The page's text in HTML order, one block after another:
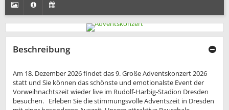
Beschreibung
Am 18. Dezember 2026 findet das 9. Große Adventskonzert 2026
statt und Sie können das schönste und emotionalste Event der
Vorweihnachtszeit wieder live im Rudolf-Harbig-Stadion Dresden
besuchen. Erleben Sie die stimmungsvolle Adventszeit in Dresden